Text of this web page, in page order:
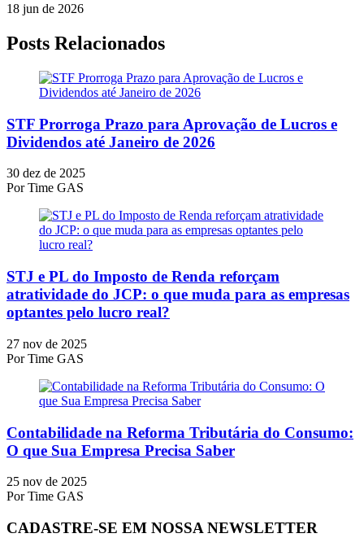
18 jun de 2026
Posts Relacionados
STF Prorroga Prazo para Aprovação de Lucros e
Dividendos até Janeiro de 2026
30 dez de 2025
PorTime GAS
STJ e PL do Imposto de Renda reforçam
atratividade do JCP: o que muda para as empresas
optantes pelo lucro real?
27 nov de 2025
PorTime GAS
Contabilidade na Reforma Tributária do Consumo:
O que Sua Empresa Precisa Saber
25 nov de 2025
PorTime GAS
CADASTRE-SE EM NOSSA NEWSLETTER